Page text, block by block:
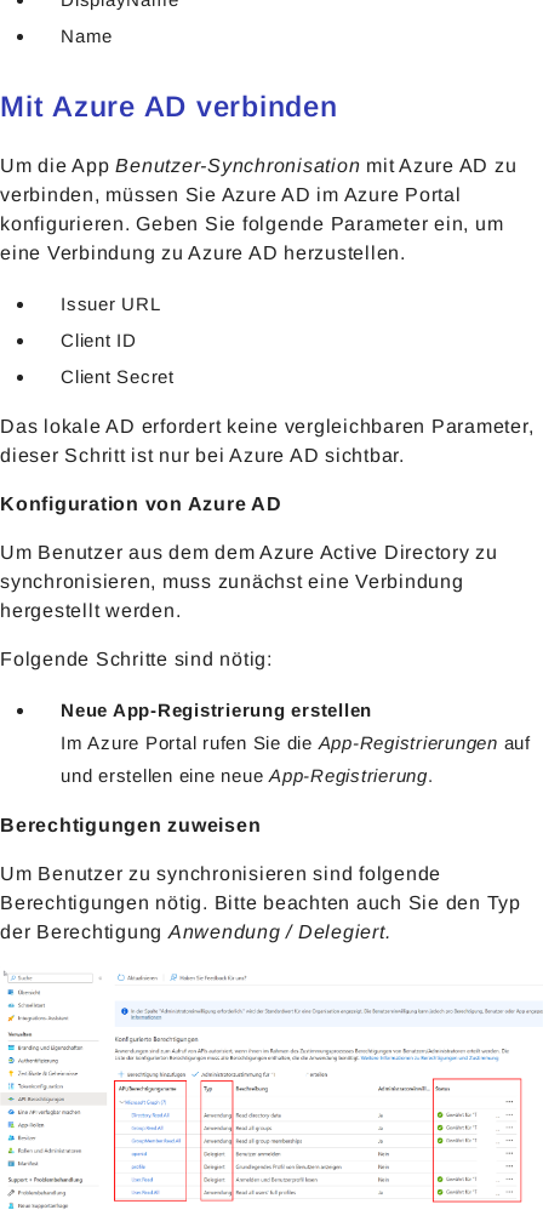
Name
Mit Azure AD verbinden
Um die AppBenutzer-Synchronisation mit Azure AD zu
verbinden, müssen Sie Azure AD im Azure Portal
konfigurieren. Geben Sie folgende Parameter ein, um
eine Verbindung zu Azure AD herzustellen.
Issuer URL
Client ID
Client Secret
Das lokale AD erfordert keine vergleichbaren Parameter,
dieser Schritt ist nur bei Azure AD sichtbar.
Konfiguration von Azure AD
Um Benutzer aus dem dem Azure Active Directory zu
synchronisieren, muss zunächst eine Verbindung
hergestellt werden.
Folgende Schritte sind nötig:
Neue App-Registrierung erstellen
Im Azure Portal rufen Sie die App-Registrierungen auf
und erstellen eine neue App-Registrierung.
Berechtigungen zuweisen
Um Benutzer zu synchronisieren sind folgende
Berechtigungen nötig. Bitte beachten auch Sie den Typ
der Berechtigung Anwendung / Delegiert.